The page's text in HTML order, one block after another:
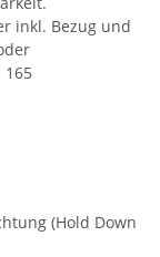
inkl. Bezug und
(Hold Down